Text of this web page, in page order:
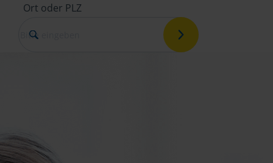
Ort oder PLZ